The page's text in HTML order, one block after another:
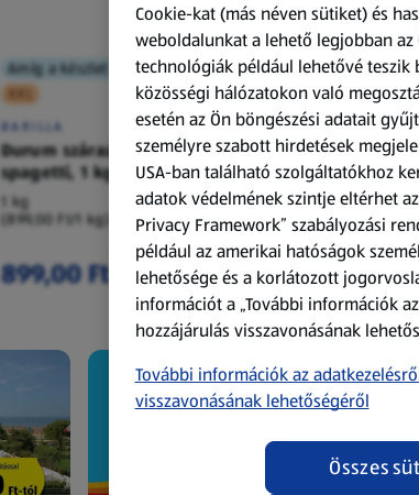
Amíg a készlet tart
XXL
BARILLA
Durum száraztészta,
spagetti, 1 kg
1 kg
(899,00 Ft/1 kg)
899,00 Ft
Amíg a készlet tart
XXL
ACTIMEL
Actimel joghurtital, 8
palack
0,8 kg
(1 186,25 Ft/1 kg)
949,00 Ft
Cookie-kat (más néven sütiket) és
weboldalunkat a lehető legjobban
technológiák például lehetővé teszik
közösségi hálózatokon való
esetén az Ön böngészési adatait
személyre szabott hirdetések
USA-ban található szolgáltatókhoz
adatok védelmének szintje eltérhet
Privacy Framework” szabályozási
például az amerikai hatóságok
lehetősége és a korlátozott
információt a „További információk
hozzájárulás visszavonásának
További információk az
visszavonásának lehetőségéről
Összes